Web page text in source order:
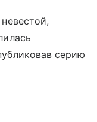
серию